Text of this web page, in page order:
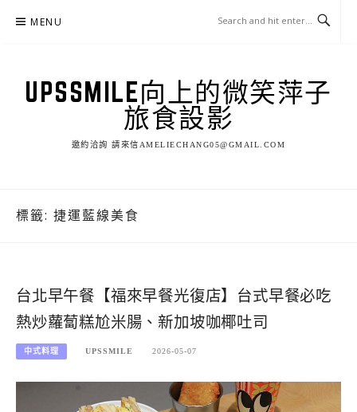
MENU
UPSSMILE向上的微笑萍子
旅食設影
邀約洽詢 請來信AMELIECHANG05@GMAIL.COM
標籤: 捷運藍線美食
台北早午餐【福來早餐光復店】台式早餐必吃
熱炒蘿蔔糕尬米腸、新加坡咖椰吐司
中式料理 UPSSMILE 2026-05-07